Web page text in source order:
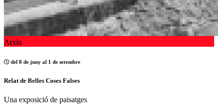
Arxiu
del 8 de juny al 1 de setembre
Relat de Belles Coses Falses
Una exposició de paisatges